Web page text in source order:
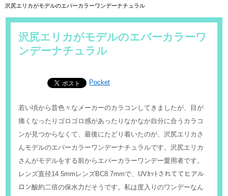
沢尻エリカがモデルのエバーカラーワンデーナチュラル
沢尻エリカがモデルのエバーカラーワ
ンデーナチュラル
Pocket
若い頃から昔色々なメーカーのカラコンしてきましたが、目が
痛くなったりゴロゴロ感があったりなかなか自分に合うカラコ
ンが見つからなくて、最後にたどり着いたのが、沢尻エリカさ
んモデルのエバーカラーワンデーナチュラルです。沢尻エリカ
さんがモデルをする前からエバーカラーワンデー愛用者です。
レンズ直径14.5mmレンズBC8.7mmで、UVｶｯﾄされててヒアル
ロン酸約二倍の保水力だそうです。私は度入りのワンデーなん